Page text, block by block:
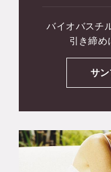
バイオバスチ
引き締め
サ